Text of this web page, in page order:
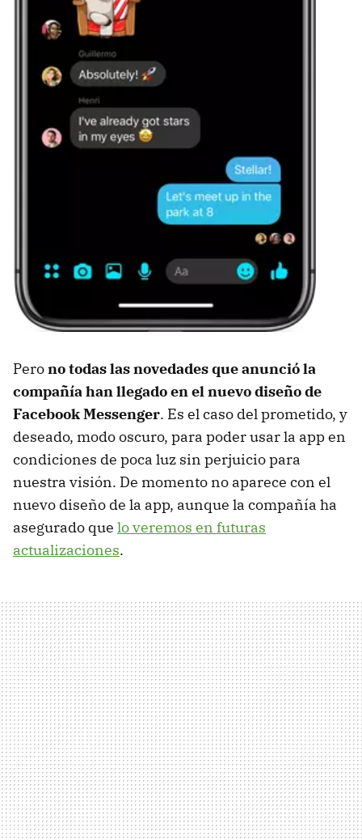
Perono todas las novedades que anunció la
compañía han llegado en el nuevo diseño de
Facebook Messenger. Es el caso del prometido, y
deseado, modo oscuro, para poder usar la app en
condiciones de poca luz sin perjuicio para
nuestra visión. De momento no aparece con el
nuevo diseño de la app, aunque la compañía ha
asegurado que lo veremos en futuras
actualizaciones.